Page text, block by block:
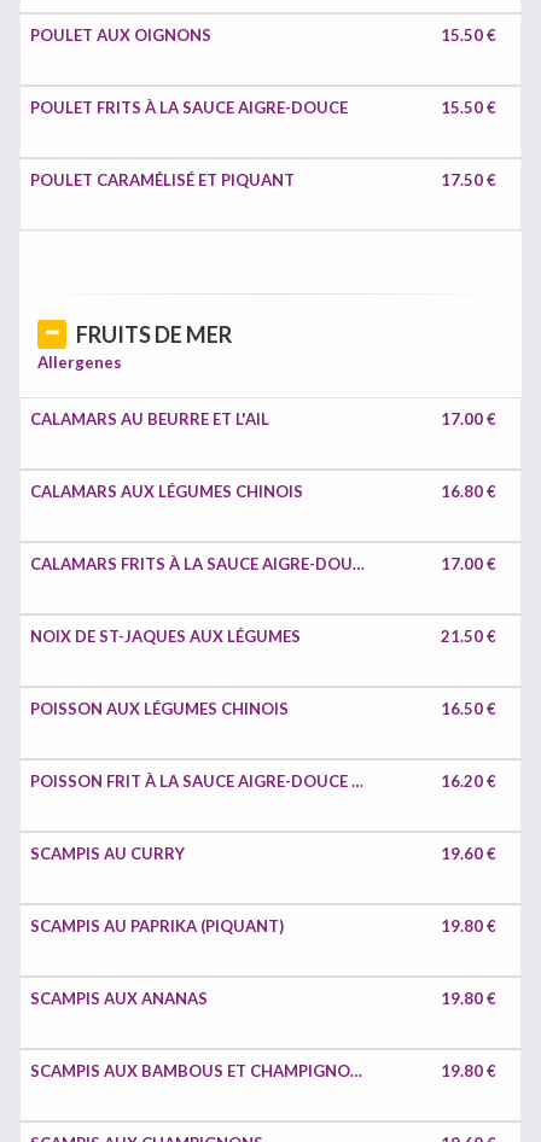
POULET AUX OIGNONS 15.50 €
POULET FRITS À LA SAUCE AIGRE-DOUCE 15.50 €
POULET CARAMÉLISÉ ET PIQUANT 17.50 €
FRUITS DE MER
Allergenes
CALAMARS AU BEURRE ET L'AIL 17.00 €
CALAMARS AUX LÉGUMES CHINOIS 16.80 €
CALAMARS FRITS À LA SAUCE AIGRE-DOUCE OU PIQUANTE 17.00 €
NOIX DE ST-JAQUES AUX LÉGUMES 21.50 €
POISSON AUX LÉGUMES CHINOIS 16.50 €
POISSON FRIT À LA SAUCE AIGRE-DOUCE OU PIQUANTE 16.20 €
SCAMPIS AU CURRY 19.60 €
SCAMPIS AU PAPRIKA (PIQUANT) 19.80 €
SCAMPIS AUX ANANAS 19.80 €
SCAMPIS AUX BAMBOUS ET CHAMPIGNONS CHINOIS 19.80 €